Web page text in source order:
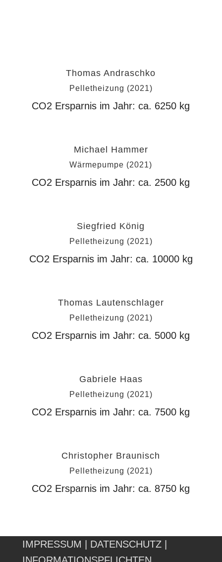
Thomas Andraschko
Pelletheizung (2021)
CO2 Ersparnis im Jahr: ca. 6250 kg
Michael Hammer
Wärmepumpe (2021)
CO2 Ersparnis im Jahr: ca. 2500 kg
Siegfried König
Pelletheizung (2021)
CO2 Ersparnis im Jahr: ca. 10000kg
Thomas Lautenschlager
Pelletheizung (2021)
CO2 Ersparnis im Jahr: ca. 5000 kg
Gabriele Haas
Pelletheizung (2021)
CO2 Ersparnis im Jahr: ca. 7500 kg
Christopher Braunisch
Pelletheizung (2021)
CO2 Ersparnis im Jahr: ca. 8750 kg
IMPRESSUM DATENSCHUTZ|